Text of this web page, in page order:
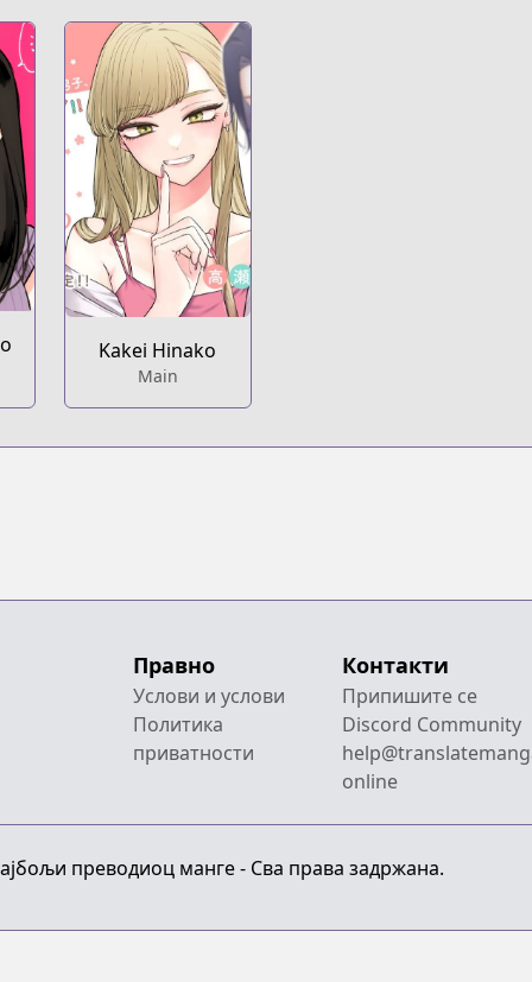
Kakei Hinako
Main
Правно
Услови и услови
Политика
приватности
Контакти
Припишите се
Discord Community
online
преводиоц манге - Сва права задржана.